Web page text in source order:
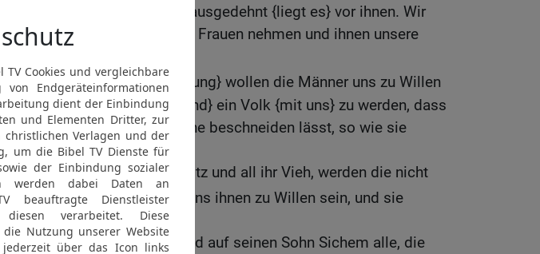
siehe, nach beiden Seiten ausgedehnt {liegt es} vor ihnen. Wir
wollen uns ihre Töchter als Frauen nehmen und ihnen unsere
22 Nur[2]unter der {Bedingung} wollen die Männer uns zu Willen
sein, bei uns zu wohnen {und} ein Volk {mit uns} zu werden, dass
sich bei uns alles Männliche beschneiden lässt, so wie sie
beschnitten sind.
23 Ihre Herden und ihr Besitz und all ihr Vieh, werden die nicht
uns gehören? Nur[2] lasst uns ihnen zu Willen sein, und sie
werden bei uns wohnen.
24 Da hörten auf Hamor und auf seinen Sohn Sichem alle, die